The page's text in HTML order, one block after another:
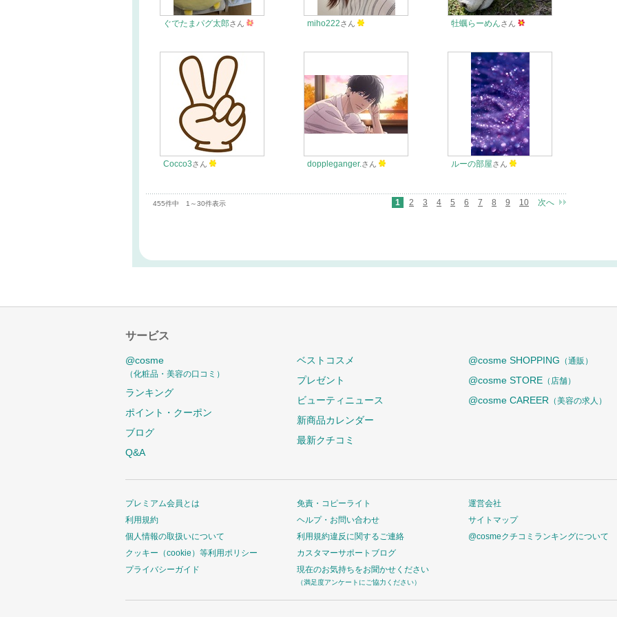
ぐでたまパグ太郎さん miho222さん 牡蠣らーめんさん
Cocco3さん doppleganger.さん ルーの部屋さん
455件中 1～30件表示 1 2 3 4 5 6 7 8 9 10 次へ
サービス
@cosme
（化粧品・美容の口コミ）
ランキング
ポイント・クーポン
ブログ
Q&A
ベストコスメ
プレゼント
ビューティニュース
新商品カレンダー
最新クチコミ
@cosme SHOPPING （通販）
@cosme STORE （店舗）
@cosme CAREER （美容の求人）
プレミアム会員とは
利用規約
個人情報の取扱いについて
クッキー（cookie）等利用ポリシー
プライバシーガイド
免責・コピーライト
ヘルプ・お問い合わせ
利用規約違反に関するご連絡
カスタマーサポートブログ
現在のお気持ちをお聞かせください
（満足度アンケートにご協力ください）
運営会社
サイトマップ
@cosmeクチコミランキングについて